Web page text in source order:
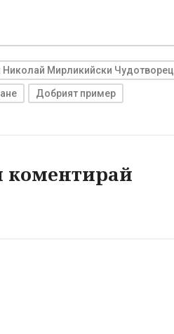
Николай Мирликийски Чудотворец
Добрият пример
коментирай